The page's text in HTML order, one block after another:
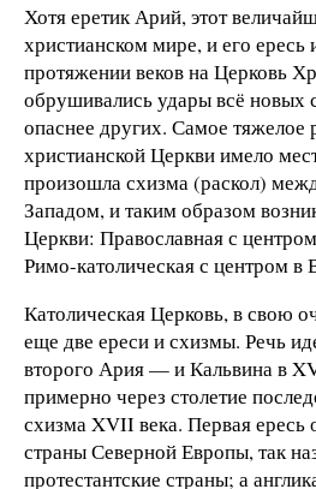
Хотя еретик Арий, этот
христианском мире, и его ересь
протяжении веков на Церковь
обрушивались удары всё новых
опаснее других. Самое тяжелое
христианской Церкви имело
произошла схизма (раскол)
Западом, и таким образом
Церкви: Православная с
Римо-католическая с центром в
Католическая Церковь, в свою
еще две ереси и схизмы. Речь
второго Ария — и Кальвина в
примерно через столетие
схизма XVII века. Первая ересь
страны Северной Европы, так
протестантские страны; а